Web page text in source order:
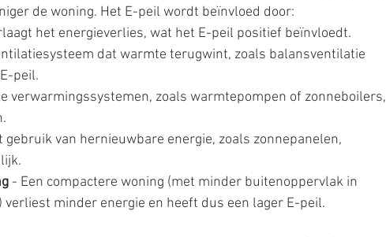
de woning. Het E-peil wordt beïnvloed door:
het energieverlies, wat het E-peil positief beïnvloedt.
dat warmte terugwint, zoals balansventilatie
peil.
verwarmingssystemen, zoals warmtepompen of zonneboilers,
gebruik van hernieuwbare energie, zoals zonnepanelen,
- Een compactere woning (met minder buitenoppervlak in
minder energie en heeft dus een lager E-peil.